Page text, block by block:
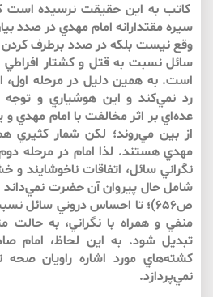
كاتب به اين حقيقت نرسيده است
سيره مقتدارانه امام مهدي در صدد
وقع نيست بلكه در صدد برطرف
سائل نسبت به قتل و كشتار افراطي
است. به همين دليل در مرحله اول،
رد نمي‌كند و اين هوشياري و توجه
عده‌اي بر اثر مخالفت با امام مهدي و
از بين مي‌روند؛ لكن شمار كثيري
مهدي هستند. لذا امام در مرحله
نگراني سائل، اتفاقات ناخوشايند و
ص۶۵۶)؛ تا احساس دروني سائل
منفي و همراه با نگراني، به
تبديل شود. به اين لحاظ، امام
كشته‌هاي مورد اشاره راويان صحه
نمي‌پردازد.